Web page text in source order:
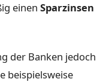
einen Sparzinsen
der Banken jedoch
beispielsweise